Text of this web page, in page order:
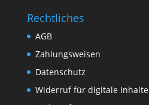
Rechtliches
AGB
Zahlungsweisen
Datenschutz
Widerruf für digitale Inhalte